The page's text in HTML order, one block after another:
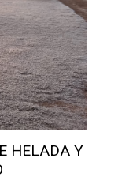
HELADA Y